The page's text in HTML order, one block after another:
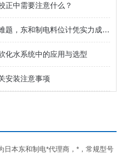
正中需要注意什么？
破解复杂工业场景测量难题，东和制电料位计凭实力成为可靠选择
化水系统中的应用与选型
安装注意事项
日本东和制电*代理商，*，常规型号